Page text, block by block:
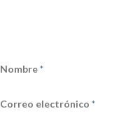
Nombre*
Correo electrónico *